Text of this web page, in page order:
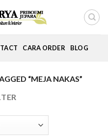
CARA ORDER BLOG
“MEJA NAKAS”